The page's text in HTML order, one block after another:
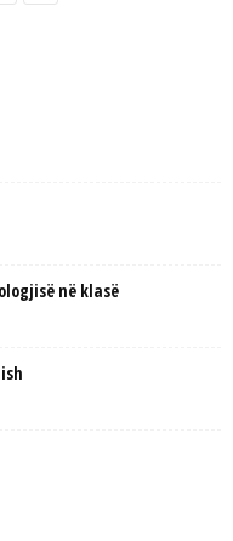
në klasë